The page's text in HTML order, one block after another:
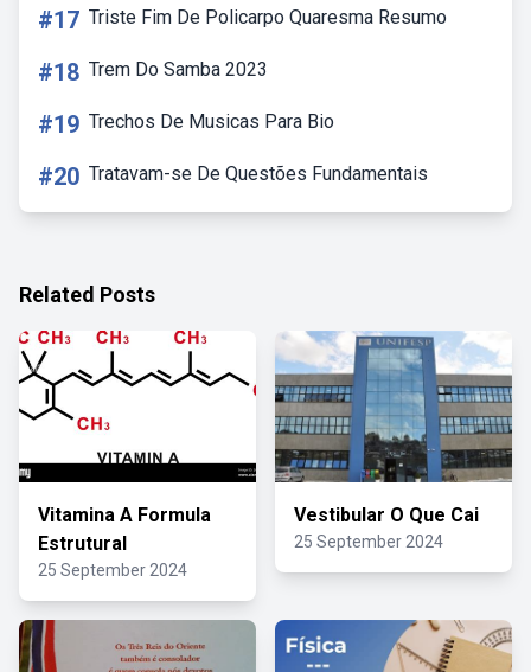
#17 Triste Fim De Policarpo Quaresma Resumo
#18 Trem Do Samba 2023
#19 Trechos De Musicas Para Bio
#20 Tratavam-se De Questões Fundamentais
Related Posts
Vitamina A Formula
Estrutural
25 September 2024
Vestibular O Que Cai
25 September 2024